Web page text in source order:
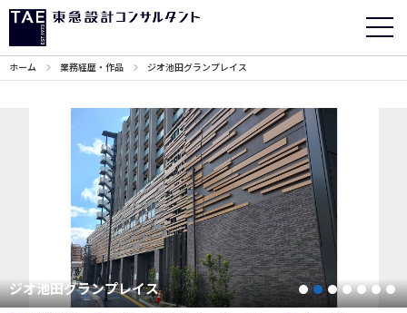
ホーム 業務経歴・作品 ジオ池田グランプレイス
ジオ池田グランプレイス 1 2 3 4 5 6